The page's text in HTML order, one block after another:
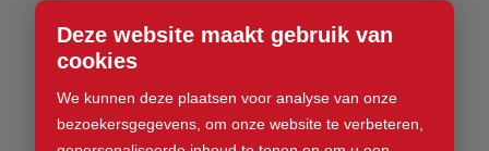
Deze website maakt gebruik van
cookies
We kunnen deze plaatsen voor analyse van onze
bezoekersgegevens, om onze website te verbeteren,